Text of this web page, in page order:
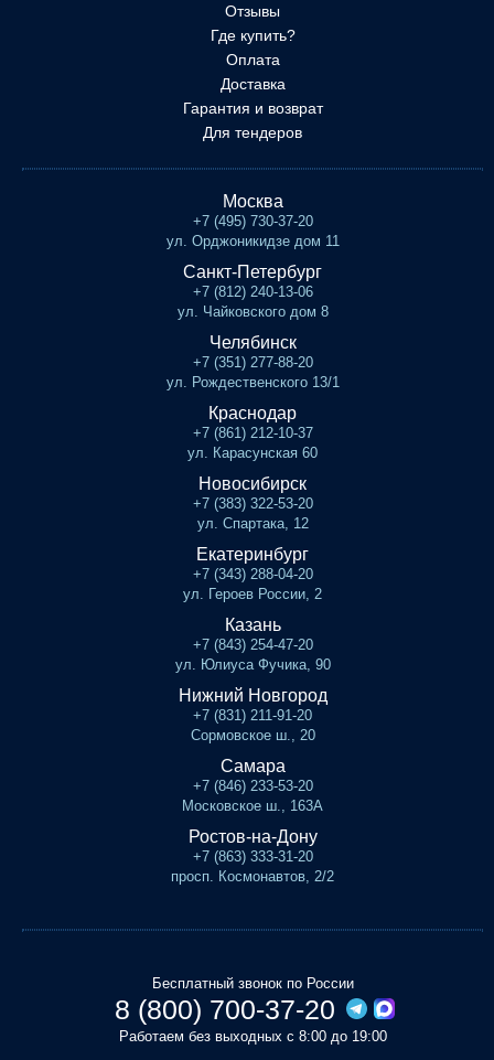
Отзывы
Где купить?
Оплата
Доставка
Гарантия и возврат
Для тендеров
Москва
+7 (495) 730-37-20
ул. Орджоникидзе дом 11
Санкт-Петербург
+7 (812) 240-13-06
ул. Чайковского дом 8
Челябинск
+7 (351) 277-88-20
ул. Рождественского 13/1
Краснодар
+7 (861) 212-10-37
ул. Карасунская 60
Новосибирск
+7 (383) 322-53-20
ул. Спартака, 12
Екатеринбург
+7 (343) 288-04-20
ул. Героев России, 2
Казань
+7 (843) 254-47-20
ул. Юлиуса Фучика, 90
Нижний Новгород
+7 (831) 211-91-20
Сормовское ш., 20
Самара
+7 (846) 233-53-20
Московское ш., 163А
Ростов-на-Дону
+7 (863) 333-31-20
просп. Космонавтов, 2/2
Бесплатный звонок по России
8 (800) 700-37-20
Работаем без выходных с 8:00 до 19:00